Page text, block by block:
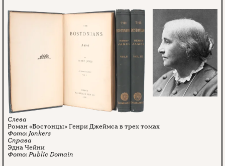
Роман «Бостонцы» Генри Джеймса в трех томах
Jonkers
Эдна Чейни
Public Domain